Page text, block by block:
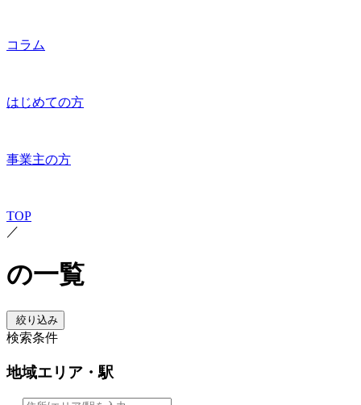
コラム
はじめての方
事業主の方
TOP
／
の一覧
絞り込み
検索条件
地域エリア・駅